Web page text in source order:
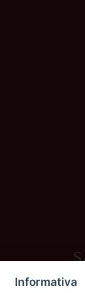
Informativa